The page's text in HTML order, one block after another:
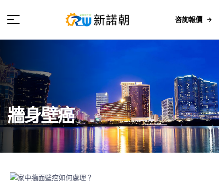
咨詢報價
牆身壁癌